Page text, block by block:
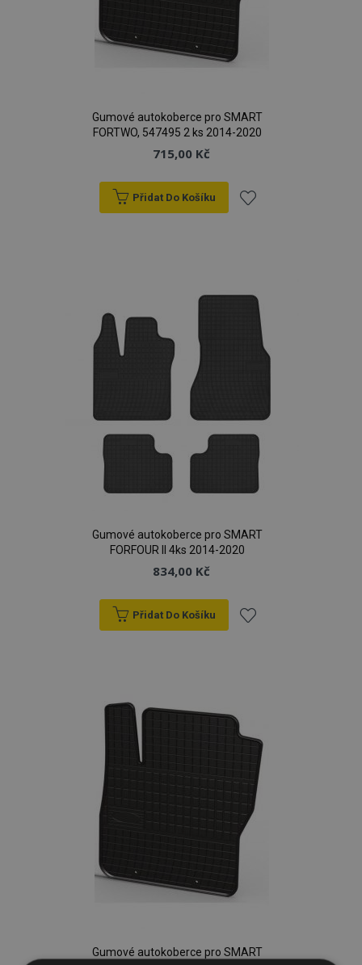
Gumové autokoberce pro SMART
FORTWO, 547495 2 ks 2014-2020
715,00 Kč
Přidat Do Košíku
oblíbeným
Gumové autokoberce pro SMART
FORFOUR II 4ks 2014-2020
834,00 Kč
Přidat Do Košíku
Gumové autokoberce pro SMART